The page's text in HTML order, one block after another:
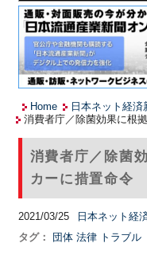
Home 日本ネット経済
消費者庁／除菌効果に根
消費者庁／除菌
カーに措置命令
2021/03/25 日本ネット経
タグ：
団体 法律 トラブル